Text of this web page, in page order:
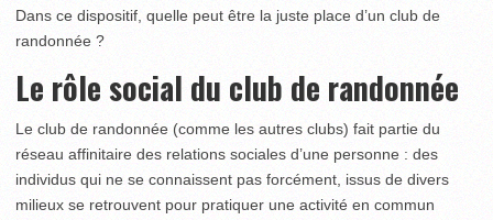
Dans ce dispositif, quelle peut être la juste place d’un club de
randonnée ?
Le rôle social du club de randonnée
Le club de randonnée (comme les autres clubs) fait partie du
réseau affinitaire des relations sociales d’une personne : des
individus qui ne se connaissent pas forcément, issus de divers
milieux se retrouvent pour pratiquer une activité en commun